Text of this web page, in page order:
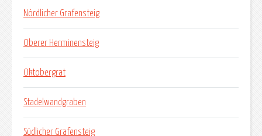
Nördlicher Grafensteig
Oberer Herminensteig
Oktobergrat
Stadelwandgraben
Südlicher Grafensteig